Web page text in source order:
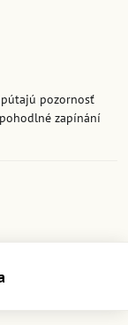
pozornosť
zapínání